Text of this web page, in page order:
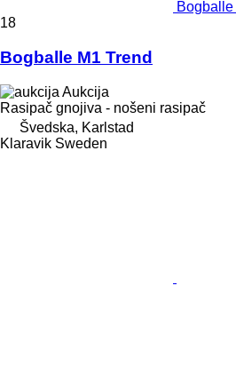
18
Bogballe M1 Trend
Aukcija
Rasipač gnojiva - nošeni rasipač
Švedska, Karlstad
Klaravik Sweden